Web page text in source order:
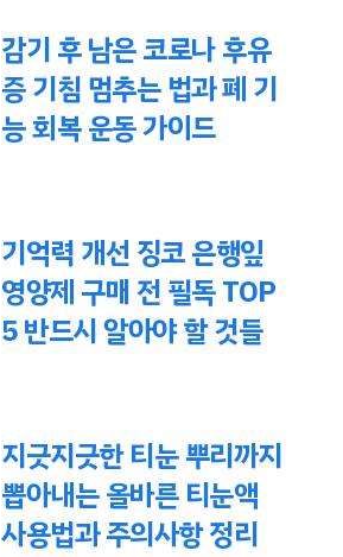
감기 후 남은 코로나 후유
증 기침 멈추는 법과 폐 기
능 회복 운동 가이드
기억력 개선 징코 은행잎
영양제 구매 전 필독 TOP
5 반드시 알아야 할 것들
지긋지긋한 티눈 뿌리까지
뽑아내는 올바른 티눈액
사용법과 주의사항 정리